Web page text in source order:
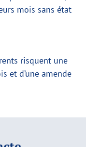
mois sans état
risquent une
et d’une amende